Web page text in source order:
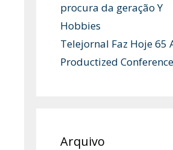
procura da geração Y
Hobbies
Telejornal Faz Hoje 65
Productized
Arquivo